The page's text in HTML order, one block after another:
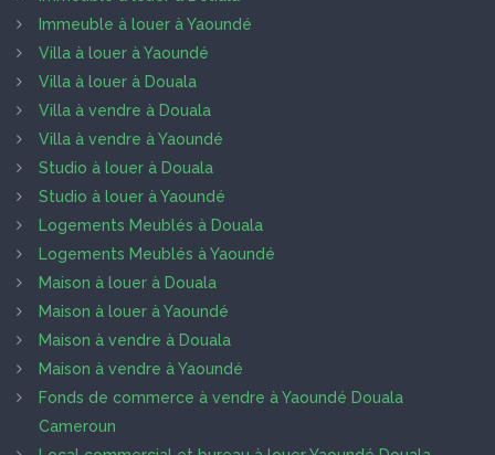
Immeuble à louer à Yaoundé
Villa à louer à Yaoundé
Villa à louer à Douala
Villa à vendre à Douala
Villa à vendre à Yaoundé
Studio à louer à Douala
Studio à louer à Yaoundé
Logements Meublés à Douala
Logements Meublés à Yaoundé
Maison à louer à Douala
Maison à louer à Yaoundé
Maison à vendre à Douala
Maison à vendre à Yaoundé
Fonds de commerce à vendre à Yaoundé Douala
Cameroun